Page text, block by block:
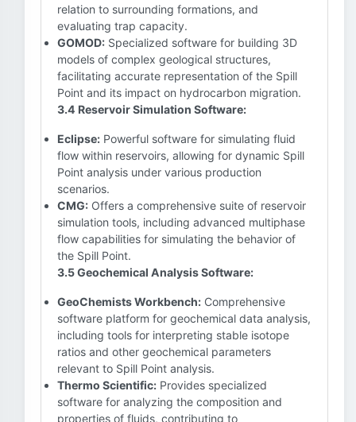
relation to surrounding formations, and
evaluating trap capacity.
GOMOD: Specialized software for building 3D
models of complex geological structures,
facilitating accurate representation of the Spill
Point and its impact on hydrocarbon migration.
3.4 Reservoir Simulation Software:
Eclipse: Powerful software for simulating fluid
flow within reservoirs, allowing for dynamic Spill
Point analysis under various production
scenarios.
CMG: Offers a comprehensive suite of reservoir
simulation tools, including advanced multiphase
flow capabilities for simulating the behavior of
the Spill Point.
3.5 Geochemical Analysis Software:
GeoChemists Workbench: Comprehensive
software platform for geochemical data analysis,
including tools for interpreting stable isotope
ratios and other geochemical parameters
relevant to Spill Point analysis.
Thermo Scientific: Provides specialized
software for analyzing the composition and
properties of fluids, contributing to